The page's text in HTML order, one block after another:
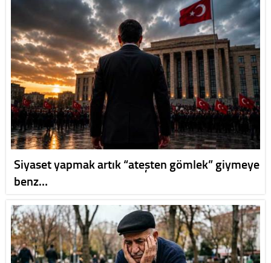
Siyaset yapmak artık “ateşten gömlek” giymeye
benz…